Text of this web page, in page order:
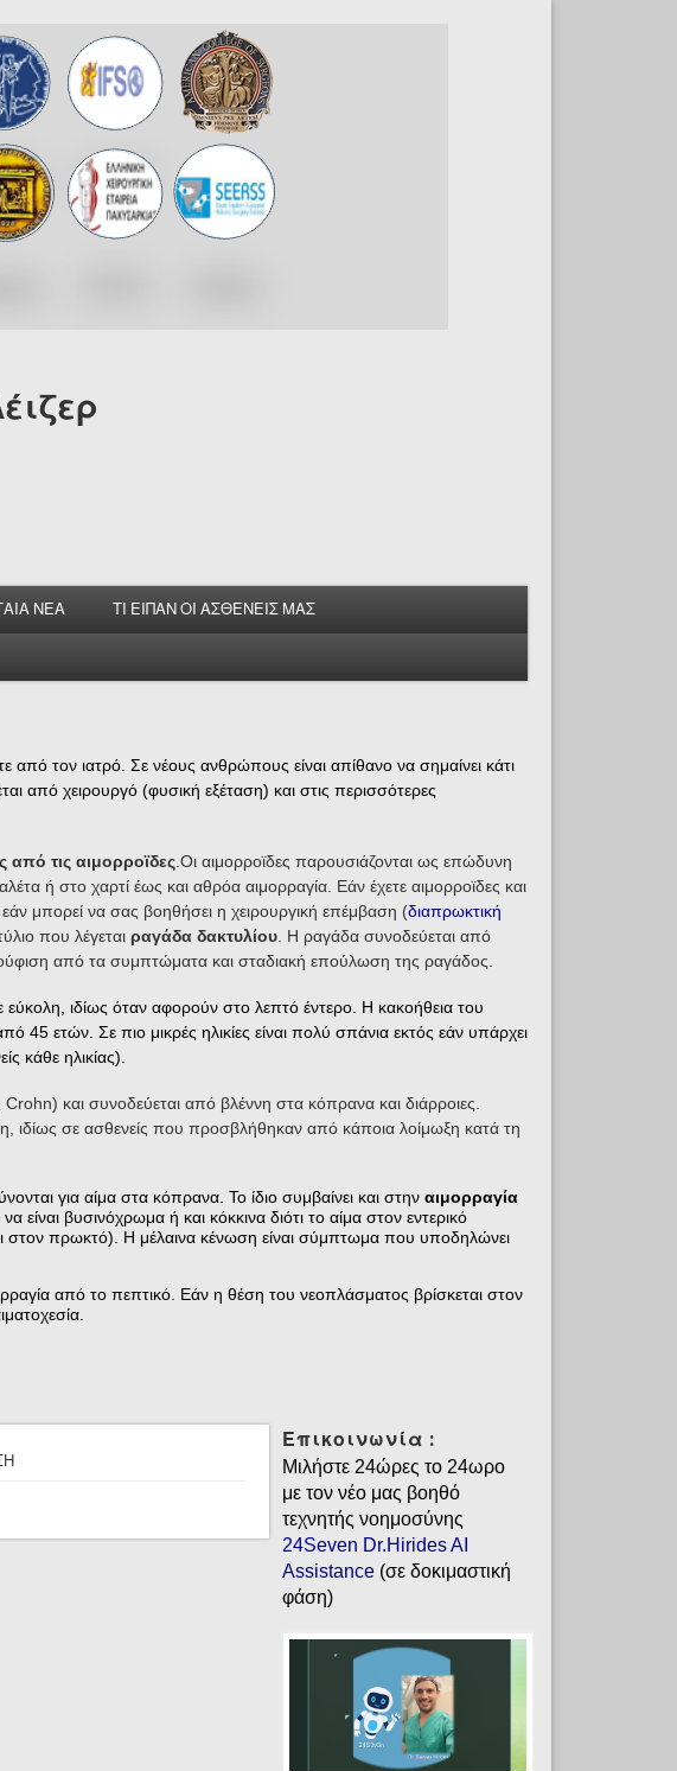
ΝΕΑ ΤΙ ΕΙΠΑΝ ΟΙ ΑΣΘΕΝΕΙΣ ΜΑΣ
τον ιατρό. Σε νέους ανθρώπους είναι απίθανο να σημαίνει κάτι
από χειρουργό (φυσική εξέταση) και στις περισσότερες
από τις αιμορροϊδες.Οι αιμορροϊδες παρουσιάζονται ως επώδυνη
ή στο χαρτί έως και αθρόα αιμορραγία. Εάν έχετε αιμορροϊδες και
μπορεί να σας βοηθήσει η χειρουργική επέμβαση (διαπρωκτική
που λέγεται ραγάδα δακτυλίου. Η ραγάδα συνοδεύεται από
από τα συμπτώματα και σταδιακή επούλωση της ραγάδος.
ιδίως όταν αφορούν στο λεπτό έντερο. Η κακοήθεια του
ετών. Σε πιο μικρές ηλικίες είναι πολύ σπάνια εκτός εάν υπάρχει
κάθε ηλικίας).
και συνοδεύεται από βλέννη στα κόπρανα και διάρροιες.
ιδίως σε ασθενείς που προσβλήθηκαν από κάποια λοίμωξη κατά τη
για αίμα στα κόπρανα. Το ίδιο συμβαίνει και στην αιμορραγία
βυσινόχρωμα ή και κόκκινα διότι το αίμα στον εντερικό
στον πρωκτό). Η μέλαινα κένωση είναι σύμπτωμα που υποδηλώνει
από το πεπτικό. Εάν η θέση του νεοπλάσματος βρίσκεται στον
Επικοινωνία :
Μιλήστε 24ώρες το 24ωρο
με τον νέο μας βοηθό
τεχνητής νοημοσύνης
24Seven Dr.Hirides AI
Assistance(σε δοκιμαστική
φάση)